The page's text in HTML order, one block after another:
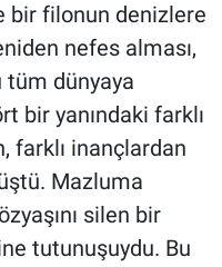
bir filonun denizlere
nefes alması,
tüm dünyaya
bir yanındaki farklı
farklı inançlardan
Mazluma
silen bir
tutunuşuydu. Bu